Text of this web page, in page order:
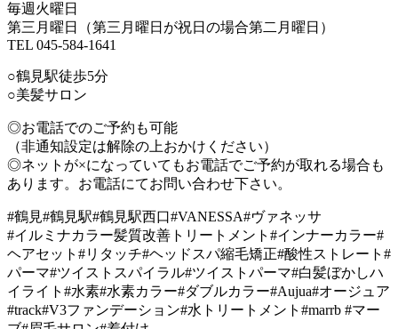
毎週火曜日
第三月曜日（第三月曜日が祝日の場合第二月曜日）
TEL 045-584-1641
○鶴見駅徒歩5分
○美髪サロン
◎お電話でのご予約も可能
（非通知設定は解除の上おかけください）
◎ネットが×になっていてもお電話でご予約が取れる場合も
あります。お電話にてお問い合わせ下さい。
#鶴見#鶴見駅#鶴見駅西口#VANESSA#ヴァネッサ
#イルミナカラー髪質改善トリートメント#インナーカラー#
ヘアセット#リタッチ#ヘッドスパ縮毛矯正#酸性ストレート#
パーマ#ツイストスパイラル#ツイストパーマ#白髪ぼかしハ
イライト#水素#水素カラー#ダブルカラー#Aujua#オージュア
#track#V3ファンデーション#水トリートメント#marrb #マー